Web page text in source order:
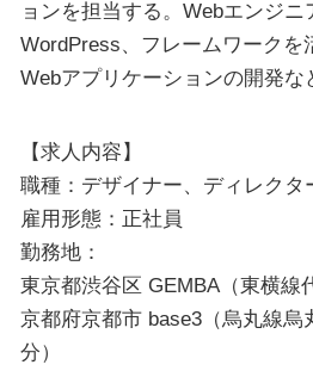
ョンを担当する。Webエンジニ
WordPress、フレームワークを
Webアプリケーションの開発な
【求人内容】
職種：デザイナー、ディレクタ
雇用形態：正社員
勤務地：
東京都渋谷区 GEMBA（東横線
京都府京都市 base3（烏丸線烏
分）